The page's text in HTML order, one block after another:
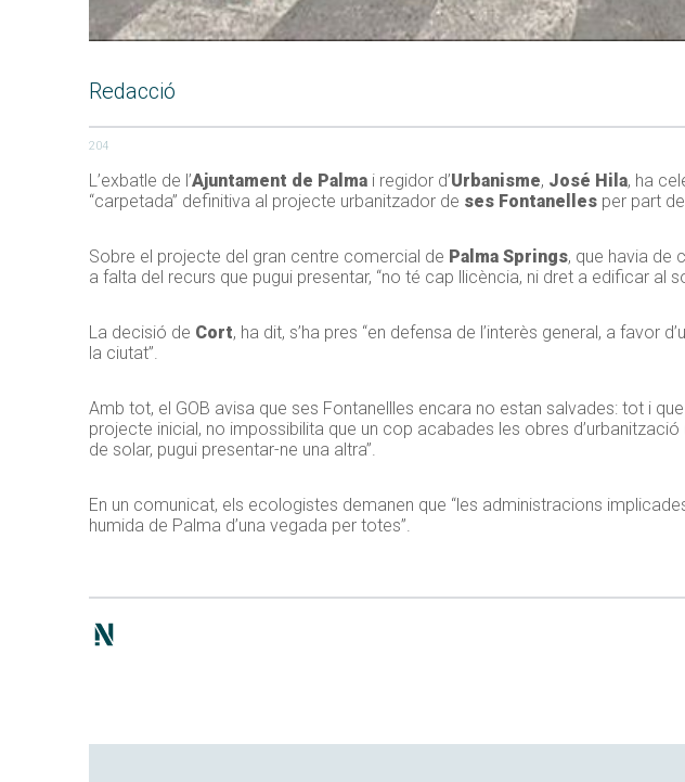
Redacció
204
L’exbatle de l’Ajuntament de Palma i regidor d’Urbanisme, José Hila, ha
“carpetada” definitiva al projecte urbanitzador de ses Fontanelles per part
Sobre el projecte del gran centre comercial de Palma Springs, que havia de
a falta del recurs que pugui presentar, “no té cap llicència, ni dret a edificar al
La decisió de Cort, ha dit, s’ha pres “en defensa de l’interès general, a
la ciutat”.
Amb tot, el GOB avisa que ses Fontanellles encara no estan salvades: tot i
projecte inicial, no impossibilita que un cop acabades les obres
de solar, pugui presentar-ne una altra”.
En un comunicat, els ecologistes demanen que “les administracions
humida de Palma d’una vegada per totes”.